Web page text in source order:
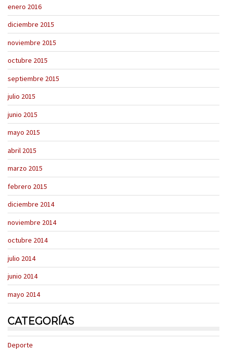
enero 2016
diciembre 2015
noviembre 2015
octubre 2015
septiembre 2015
julio 2015
junio 2015
mayo 2015
abril 2015
marzo 2015
febrero 2015
diciembre 2014
noviembre 2014
octubre 2014
julio 2014
junio 2014
mayo 2014
CATEGORÍAS
Deporte